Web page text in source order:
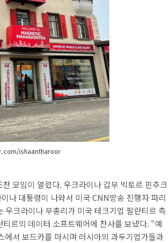
ishaantharoor
모임이 열렸다. 우크라이나 갑부 빅토르 핀추크
나 대통령이 나와서 미국 CNN방송 진행자 파리
크라이나 부총리가 미국 테크기업 팔란티르 측
르의 데이터 소프트웨어에 찬사를 보냈다. “예
서 보드카를 마시며 러시아의 과두기업가들과